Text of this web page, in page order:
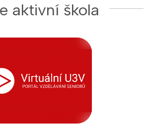
aktivní škola